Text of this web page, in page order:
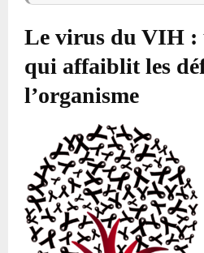
Le virus du VIH :
qui affaiblit les
l’organisme